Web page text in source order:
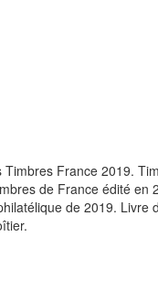
France 2019.
de France édité en
de 2019.